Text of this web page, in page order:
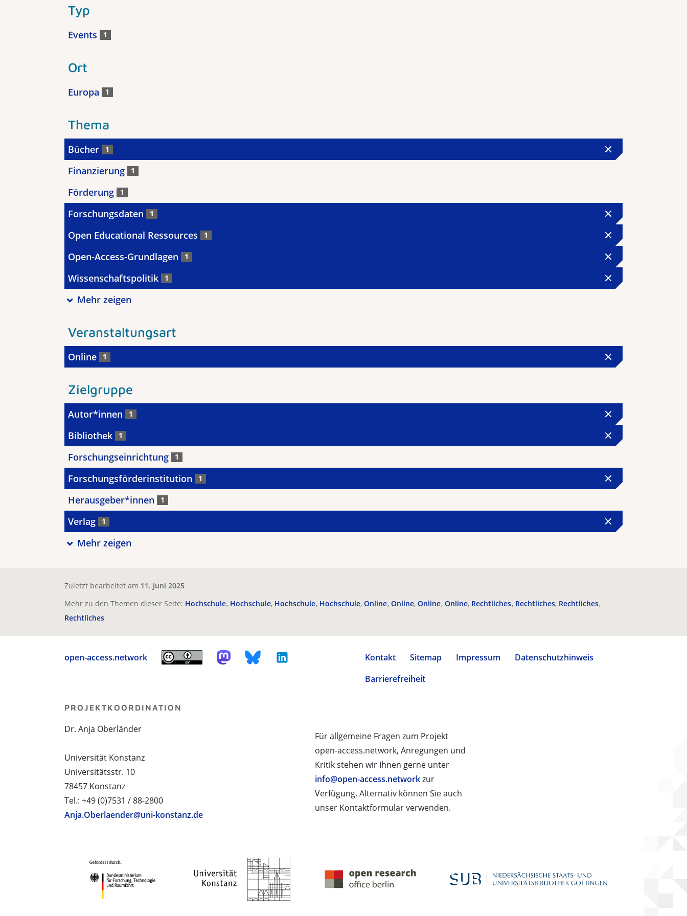
Typ
Events 1
Ort
Europa 1
Thema
Bücher 1
Finanzierung 1
Förderung 1
Forschungsdaten 1
Open Educational Ressources 1
Open-Access-Grundlagen 1
Wissenschaftspolitik 1
Mehr zeigen
Veranstaltungsart
Online 1
Zielgruppe
Autor*innen 1
Bibliothek 1
Forschungseinrichtung 1
Forschungsförderinstitution 1
Herausgeber*innen 1
Verlag 1
Mehr zeigen
Zuletzt bearbeitet am 11. Juni 2025
Mehr zu den Themen dieser Seite: Hochschule Hochschule Hochschule Hochschule Online Online Online Online Rechtliches Rechtliches Rechtliches
Rechtliches
open-access.network Kontakt Sitemap Impressum
Datenschutzhinweis
Barrierefreiheit
Für allgemeine Fragen zum Projekt
open-access.network, Anregungen und
Kritik stehen wir Ihnen gerne unter
info@open-access.networkzur
Verfügung. Alternativ können Sie auch
unser Kontaktformular verwenden.
PROJEKTKOORDINATION
Dr. Anja Oberländer
Universität Konstanz
Universitätsstr. 10
78457 Konstanz
Tel.: +49 (0)7531 / 88-2800
Anja.Oberlaender@uni-konstanz.de